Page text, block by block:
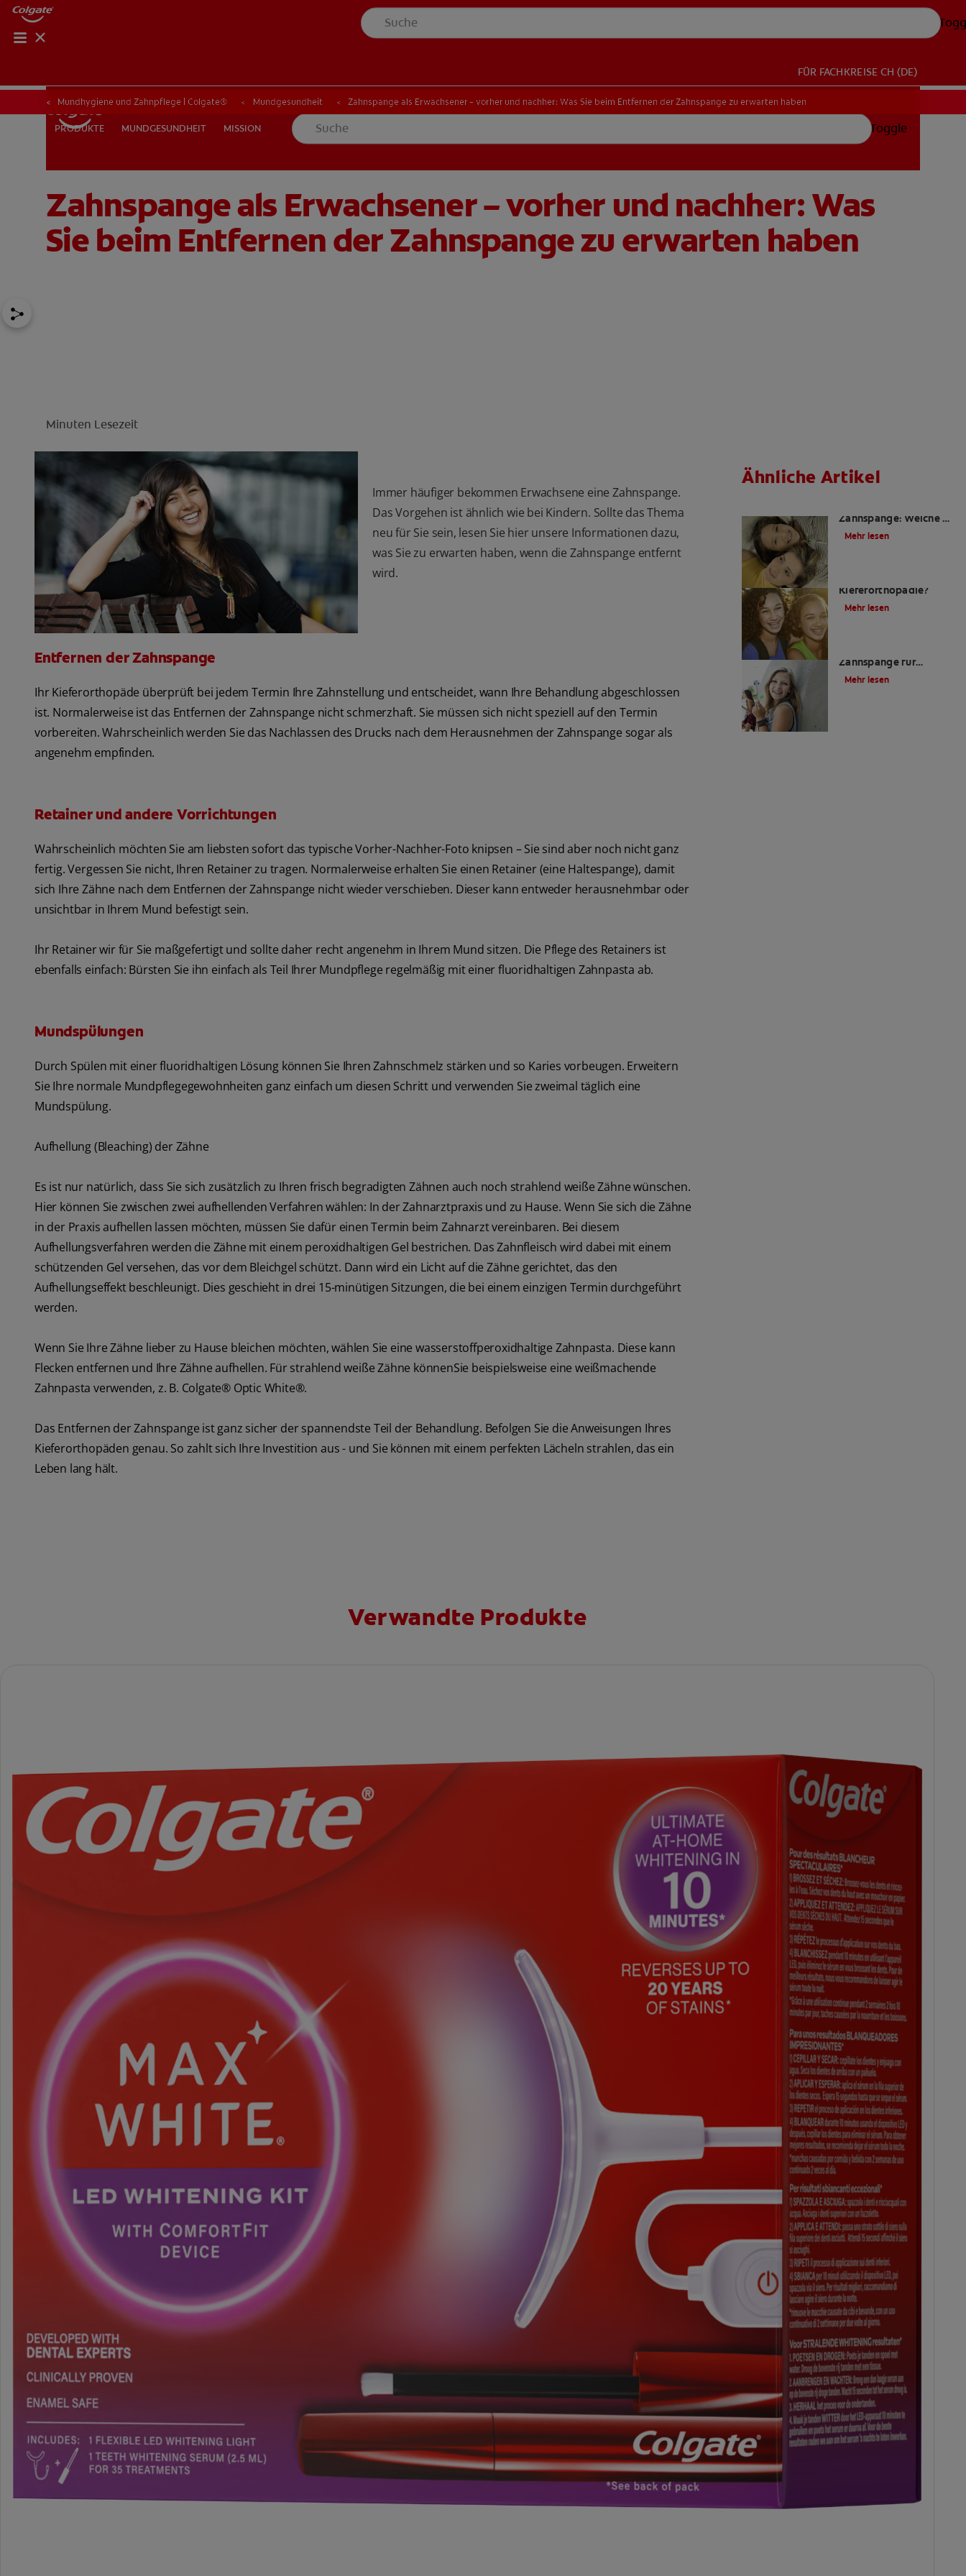
PRODUKTE MUNDGESUNDHEIT
FÜR FACHKREISE CH (DE)
FÜR FACHKREISE CH (DE)
PRODUKTE MUNDGESUNDHEIT MISSION Toggle
Mundhygiene und Zahnpflege | Colgate® Mundgesundheit Zahnspange als Erwachsener – vorher und nachher: Was Sie beim Entfernen der Zahnspange zu erwarten haben
Zahnspange als Erwachsener – vorher und nachher: Was
Sie beim Entfernen der Zahnspange zu erwarten haben
Minuten Lesezeit
Immer häufiger bekommen Erwachsene eine Zahnspange.
Das Vorgehen ist ähnlich wie bei Kindern. Sollte das Thema
neu für Sie sein, lesen Sie hier unsere Informationen dazu,
was Sie zu erwarten haben, wenn die Zahnspange entfernt
wird.
Entfernen der Zahnspange
Ihr Kieferorthopäde überprüft bei jedem Termin Ihre Zahnstellung und entscheidet, wann Ihre Behandlung abgeschlossen
ist. Normalerweise ist das Entfernen der Zahnspange nicht schmerzhaft. Sie müssen sich nicht speziell auf den Termin
vorbereiten. Wahrscheinlich werden Sie das Nachlassen des Drucks nach dem Herausnehmen der Zahnspange sogar als
angenehm empfinden.
Retainer und andere Vorrichtungen
Wahrscheinlich möchten Sie am liebsten sofort das typische Vorher-Nachher-Foto knipsen – Sie sind aber noch nicht ganz
fertig. Vergessen Sie nicht, Ihren Retainer zu tragen. Normalerweise erhalten Sie einen Retainer (eine Haltespange), damit
sich Ihre Zähne nach dem Entfernen der Zahnspange nicht wieder verschieben. Dieser kann entweder herausnehmbar oder
unsichtbar in Ihrem Mund befestigt sein.
Ihr Retainer wir für Sie maßgefertigt und sollte daher recht angenehm in Ihrem Mund sitzen. Die Pflege des Retainers ist
ebenfalls einfach: Bürsten Sie ihn einfach als Teil Ihrer Mundpflege regelmäßig mit einer fluoridhaltigen Zahnpasta ab.
Mundspülungen
Durch Spülen mit einer fluoridhaltigen Lösung können Sie Ihren Zahnschmelz stärken und so Karies vorbeugen. Erweitern
Sie Ihre normale Mundpflegegewohnheiten ganz einfach um diesen Schritt und verwenden Sie zweimal täglich eine
Mundspülung.
Aufhellung (Bleaching) der Zähne
Es ist nur natürlich, dass Sie sich zusätzlich zu Ihren frisch begradigten Zähnen auch noch strahlend weiße Zähne wünschen.
Hier können Sie zwischen zwei aufhellenden Verfahren wählen: In der Zahnarztpraxis und zu Hause. Wenn Sie sich die Zähne
in der Praxis aufhellen lassen möchten, müssen Sie dafür einen Termin beim Zahnarzt vereinbaren. Bei diesem
Aufhellungsverfahren werden die Zähne mit einem peroxidhaltigen Gel bestrichen. Das Zahnfleisch wird dabei mit einem
schützenden Gel versehen, das vor dem Bleichgel schützt. Dann wird ein Licht auf die Zähne gerichtet, das den
Aufhellungseffekt beschleunigt. Dies geschieht in drei 15-minütigen Sitzungen, die bei einem einzigen Termin durchgeführt
werden.
Wenn Sie Ihre Zähne lieber zu Hause bleichen möchten, wählen Sie eine wasserstoffperoxidhaltige Zahnpasta. Diese kann
Flecken entfernen und Ihre Zähne aufhellen. Für strahlend weiße Zähne könnenSie beispielsweise eine weißmachende
Zahnpasta verwenden, z. B. Colgate® Optic White®.
Das Entfernen der Zahnspange ist ganz sicher der spannendste Teil der Behandlung. Befolgen Sie die Anweisungen Ihres
Kieferorthopäden genau. So zahlt sich Ihre Investition aus - und Sie können mit einem perfekten Lächeln strahlen, das ein
Leben lang hält.
Ähnliche Artikel
Zahnspange: Welche es
gibt und wie man sie
Mehr lesen
Kieferorthopädie?
Mehr lesen
Zahnspange für
Kinder?
Mehr lesen
Verwandte Produkte